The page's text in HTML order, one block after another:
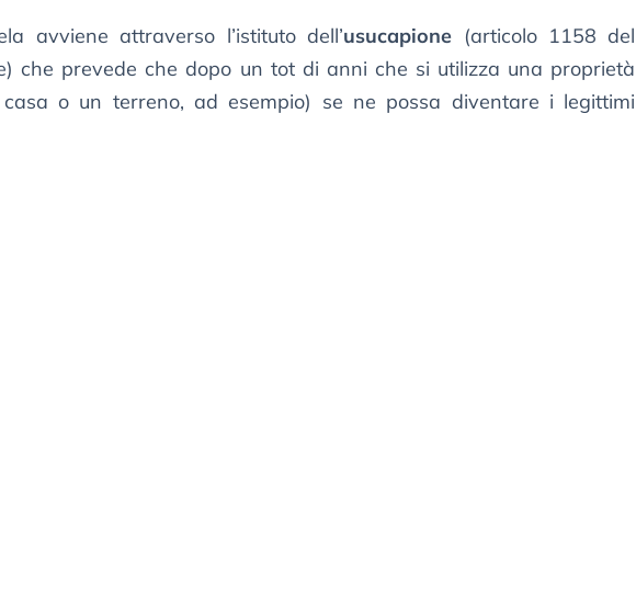
avviene attraverso l’istituto dell’usucapione (articolo 1158 del
che prevede che dopo un tot di anni che si utilizza una proprietà
o un terreno, ad esempio) se ne possa diventare i legittimi